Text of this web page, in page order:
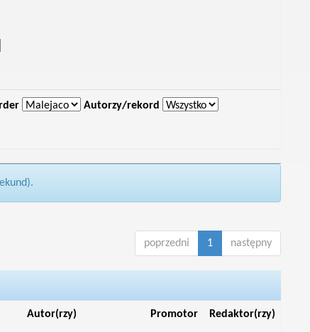
Autorzy/rekord
poprzedni 1 następny
Autor(rzy) Promotor Redaktor(rzy)